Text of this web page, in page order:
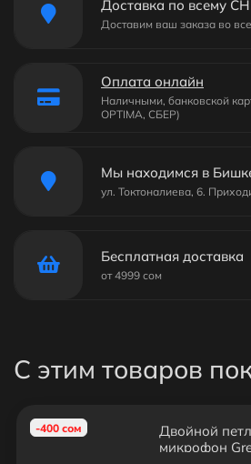
Доставка по всему
Доставим ваш заказа во
Оплата онлайн
Наличными, банковской
OPTIMA, СБЕР)
Мы находимся в
ул. Токтоналиева, 6.
Бесплатная доставка
от 4999 сом
С этим товаров
-400 сом
Двойной
микрофон